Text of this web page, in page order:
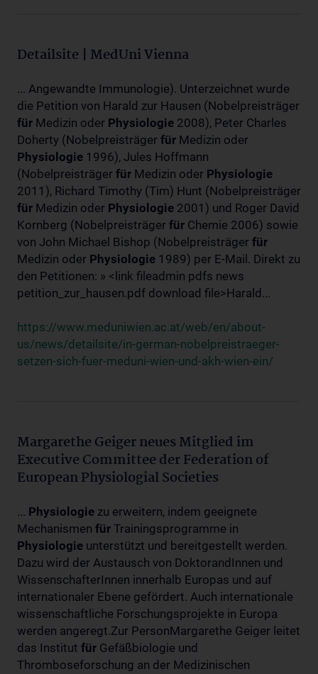
Detailsite | MedUni Vienna
... Angewandte Immunologie). Unterzeichnet wurde
die Petition von Harald zur Hausen (Nobelpreisträger
für Medizin oder Physiologie 2008), Peter Charles
Doherty (Nobelpreisträger für Medizin oder
Physiologie 1996), Jules Hoffmann
(Nobelpreisträger für Medizin oder Physiologie
2011), Richard Timothy (Tim) Hunt (Nobelpreisträger
für Medizin oder Physiologie 2001) und Roger David
Kornberg (Nobelpreisträger für Chemie 2006) sowie
von John Michael Bishop (Nobelpreisträger für
Medizin oder Physiologie 1989) per E-Mail. Direkt zu
den Petitionen: » <link fileadmin pdfs news
petition_zur_hausen.pdf download file>Harald...
https://www.meduniwien.ac.at/web/en/about-
us/news/detailsite/in-german-nobelpreistraeger-
setzen-sich-fuer-meduni-wien-und-akh-wien-ein/
Margarethe Geiger neues Mitglied im
Executive Committee der Federation of
European Physiologial Societies
... Physiologie zu erweitern, indem geeignete
Mechanismen für Trainingsprogramme in
Physiologie unterstützt und bereitgestellt werden.
Dazu wird der Austausch von DoktorandInnen und
WissenschafterInnen innerhalb Europas und auf
internationaler Ebene gefördert. Auch internationale
wissenschaftliche Forschungsprojekte in Europa
werden angeregt.Zur PersonMargarethe Geiger leitet
das Institut für Gefäßbiologie und
Thromboseforschung an der Medizinischen